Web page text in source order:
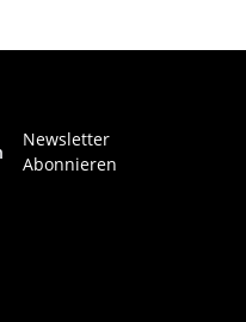
Newsletter
Abonnieren